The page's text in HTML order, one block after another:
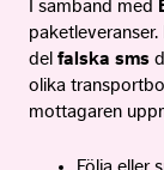
I samband med
del falska sms
olika
mottagaren